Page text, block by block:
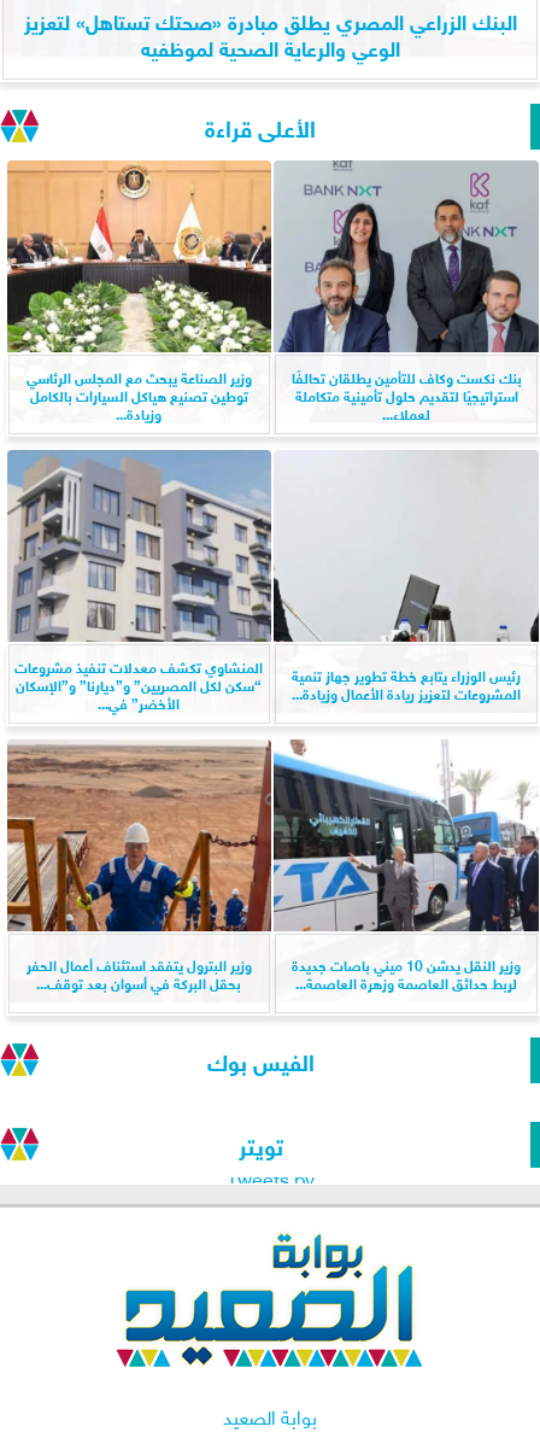
البنك الزراعي المصري يطلق مبادرة «صحتك تستاهل» لتعزيز
الوعي والرعاية الصحية لموظفيه
الأعلى قراءة
بنك نكست وكاف للتأمين يطلقان تحالفًا
استراتيجيًا لتقديم حلول تأمينية متكاملة
لعملاء...
وزير الصناعة يبحث مع المجلس الرئاسي
توطين تصنيع هياكل السيارات بالكامل
وزيادة...
رئيس الوزراء يتابع خطة تطوير جهاز تنمية
المشروعات لتعزيز ريادة الأعمال وزيادة...
المنشاوي تكشف معدلات تنفيذ مشروعات
“سكن لكل المصريين” و”ديارنا” و”الإسكان
الأخضر” في...
وزير النقل يدشن 10 ميني باصات جديدة
لربط حدائق العاصمة وزهرة العاصمة...
وزير البترول يتفقد استئناف أعمال الحفر
بحقل البركة في أسوان بعد توقف...
الفيس بوك
تويتر
Tweets by
بوابة الصعيد